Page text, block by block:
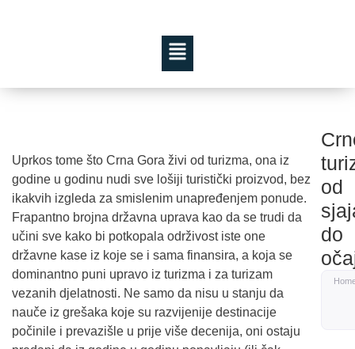
Uprkos tome što Crna Gora živi od turizma, ona iz
godine u godinu nudi sve lošiji turistički proizvod, bez
ikakvih izgleda za smislenim unapređenjem ponude.
Frapantno brojna državna uprava kao da se trudi da
učini sve kako bi potkopala održivost iste one
državne kase iz koje se i sama finansira, a koja se
dominantno puni upravo iz turizma i za turizam
vezanih djelatnosti. Ne samo da nisu u stanju da
nauče iz grešaka koje su razvijenije destinacije
počinile i prevazišle u prije više decenija, oni ostaju
od
do